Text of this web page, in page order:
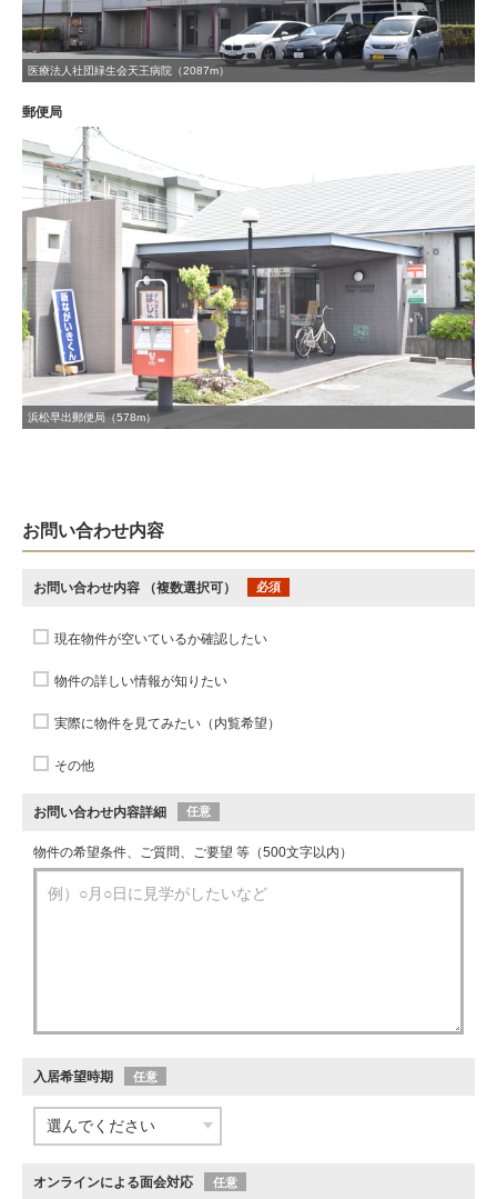
医療法人社団緑生会天王病院（2087m）
郵便局
浜松早出郵便局（578m）
お問い合わせ内容
お問い合わせ内容 （複数選択可） 必須
現在物件が空いているか確認したい
物件の詳しい情報が知りたい
実際に物件を見てみたい（内覧希望）
その他
お問い合わせ内容詳細 任意
物件の希望条件、ご質問、ご要望 等（500文字以内）
入居希望時期 任意
オンラインによる面会対応 任意